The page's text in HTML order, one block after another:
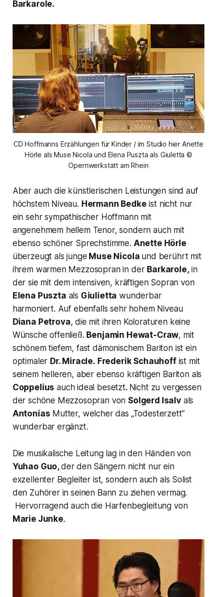
Barkarole.
CD Hoffmanns Erzählungen für Kinder / im Studio hier Anette
Hörle als Muse Nicola und Elena Puszta als Giuletta ©
Opernwerkstatt am Rhein
Aber auch die künstlerischen Leistungen sind auf
höchstem Niveau. Hermann Bedke ist nicht nur
ein sehr sympathischer Hoffmann mit
angenehmem hellem Tenor, sondern auch mit
ebenso schöner Sprechstimme. Anette Hörle
überzeugt als junge Muse Nicola und berührt mit
ihrem warmen Mezzosopran in der Barkarole,in
der sie mit dem intensiven, kräftigen Sopran von
Elena Puszta als Giulietta wunderbar
harmoniert. Auf ebenfalls sehr hohem Niveau
Diana Petrova, die mit ihren Koloraturen keine
Wünsche offenließ. Benjamin Hewat-Craw, mit
schönem tiefem, fast dämonischem Bariton ist ein
optimaler Dr. Miracle. Frederik Schauhoffist mit
seinem helleren, aber ebenso kräftigen Bariton als
Coppelius auch ideal besetzt. Nicht zu vergessen
der schöne Mezzosopran von Solgerd Isalvals
Antonias Mutter, welcher das „Todesterzett“
wunderbar ergänzt.
Die musikalische Leitung lag in den Händen von
Yuhao Guo,der den Sängern nicht nur ein
exzellenter Begleiter ist, sondern auch als Solist
den Zuhörer in seinen Bann zu ziehen vermag.
Hervorragend auch die Harfenbegleitung von
Marie Junke.